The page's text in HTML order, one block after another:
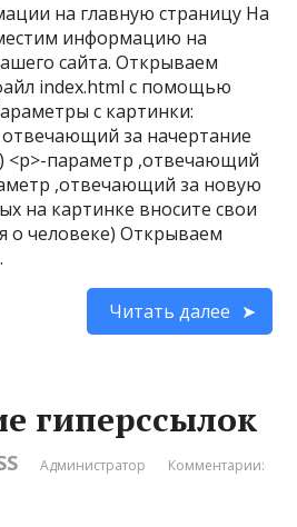
на главную страницу На
информацию на
сайта. Открываем
index.html с помощью
с картинки:
за начертание
<p>-параметр ,отвечающий
,отвечающий за новую
на картинке вносите свои
о человеке) Открываем
Читать далее
гиперссылок
Администратор
Комментарии: